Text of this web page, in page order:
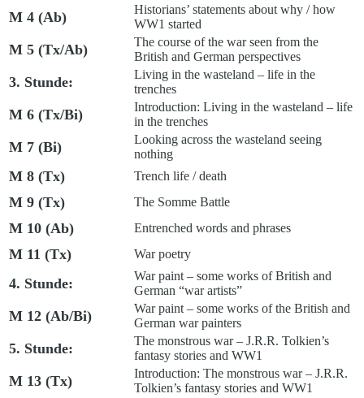
M 4 (Ab)
Historians’ statements about why / how
WW1 started
M 5 (Tx/Ab)
The course of the war seen from the
British and German perspectives
3. Stunde:
Living in the wasteland – life in the
trenches
M 6 (Tx/Bi)
Introduction: Living in the wasteland – life
in the trenches
M 7 (Bi)
Looking across the wasteland seeing
nothing
M 8 (Tx) Trench life / death
M 9 (Tx) The Somme Battle
M 10 (Ab) Entrenched words and phrases
M 11 (Tx) War poetry
4. Stunde:
War paint – some works of British and
German “war artists”
M 12 (Ab/Bi)
War paint – some works of the British and
German war painters
5. Stunde:
The monstrous war – J.R.R. Tolkien’s
fantasy stories and WW1
M 13 (Tx)
Introduction: The monstrous war – J.R.R.
Tolkien’s fantasy stories and WW1